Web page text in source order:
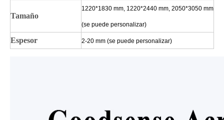
Tamaño
1220*1830 mm, 1220*2440 mm, 2050*3050 mm
(se puede personalizar)
Espesor 2-20 mm (se puede personalizar)